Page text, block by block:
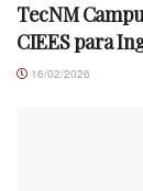
TecNM
CIEES para
16/02/2026